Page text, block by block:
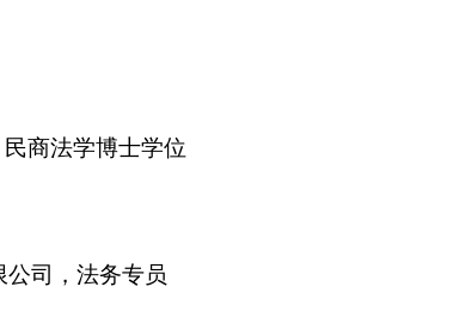
商法学博士学位
公司，法务专员